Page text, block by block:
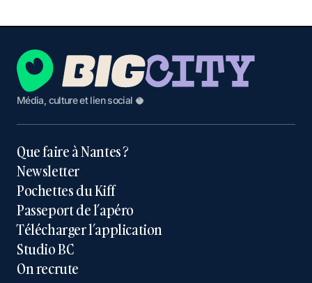
Média, culture et lien social 🥥
Que faire à Nantes ?
Newsletter
Pochettes du Kiff
Passeport de l’apéro
Télécharger l’application
Studio BC
On recrute